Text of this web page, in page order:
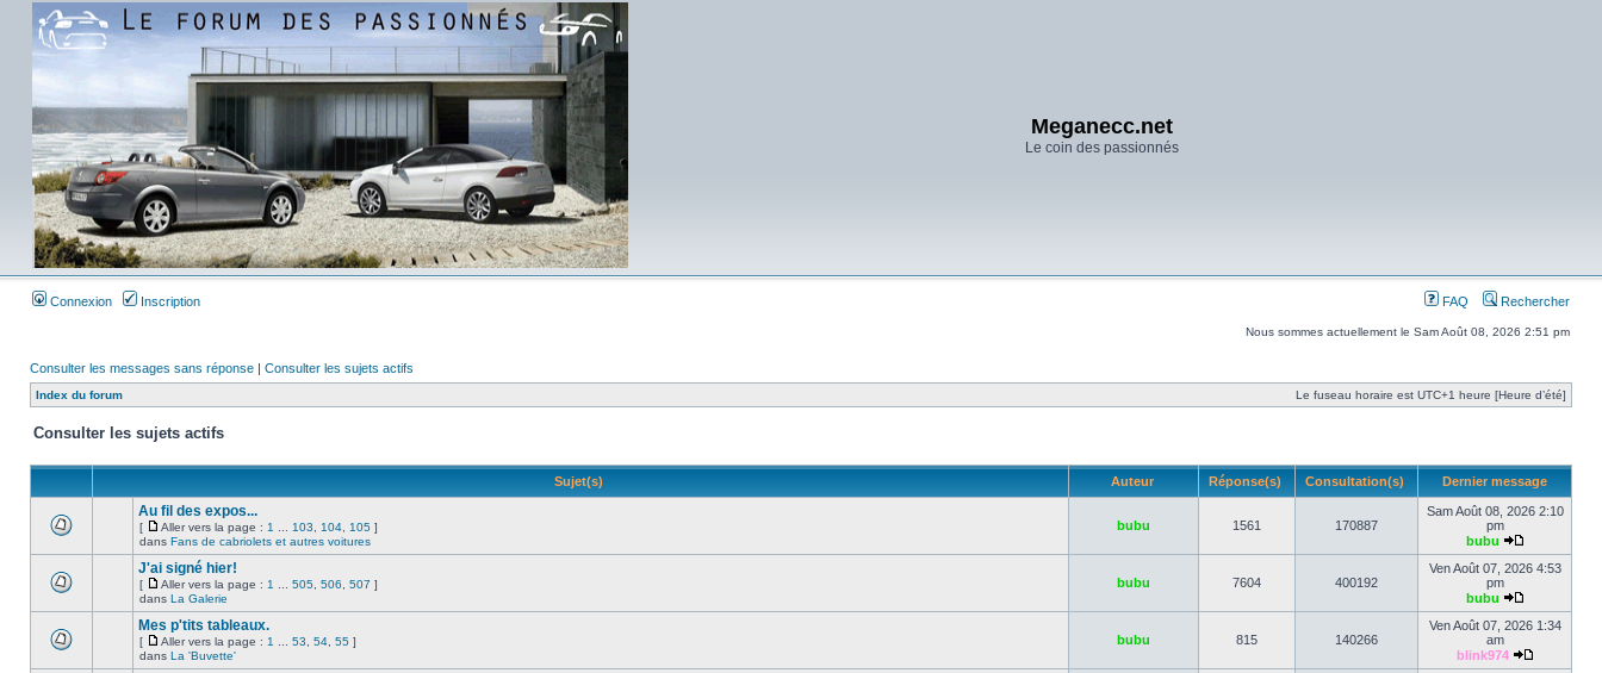
Meganecc.net
Le coin des passionnés
Connexion Inscription FAQ Rechercher
Nous sommes actuellement le Sam Août 08, 2026 2:51 pm
Consulter les messages sans réponse | Consulter les sujets actifs
Index du forum Le fuseau horaire est UTC+1 heure [Heure d’été]
Consulter les sujets actifs
Sujet(s) Auteur Réponse(s) Consultation(s) Dernier message
Au fil des expos...
[ Aller vers la page : 1 103 104 105 ]
dans Fans de cabriolets et autres voitures
bubu 1561 170887
Sam Août 08, 2026 2:10
pm
bubu
J'ai signé hier!
[ Aller vers la page : 1 505 506 507 ]
dans La Galerie
bubu 7604 400192
Ven Août 07, 2026 4:53
pm
bubu
Mes p'tits tableaux.
[ Aller vers la page : 1 53 54 55 ]
dans La 'Buvette'
bubu 815 140266
Ven Août 07, 2026 1:34
am
blink974